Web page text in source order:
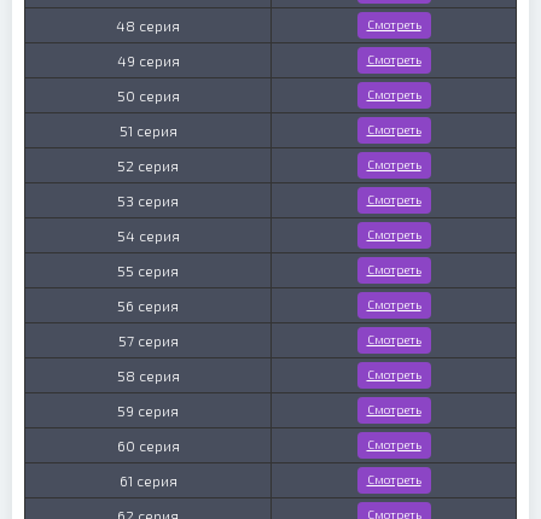
48 серия Смотреть
49 серия Смотреть
50 серия Смотреть
51 серия Смотреть
52 серия Смотреть
53 серия Смотреть
54 серия Смотреть
55 серия Смотреть
56 серия Смотреть
57 серия Смотреть
58 серия Смотреть
59 серия Смотреть
60 серия Смотреть
61 серия Смотреть
62 серия Смотреть